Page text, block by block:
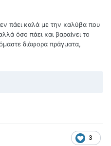
πάει καλά με την καλύβα που
όσο πάει και βαραίνει το
διάφορα πράγματα,
3